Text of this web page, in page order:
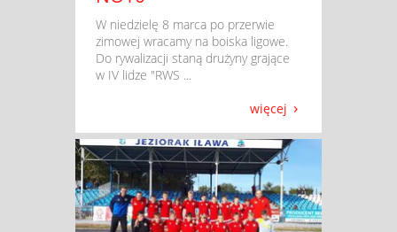
​ W niedzielę 8 marca po przerwie
zimowej wracamy na boiska ligowe.
Do rywalizacji staną drużyny grające
w IV lidze "RWS ...
więcej